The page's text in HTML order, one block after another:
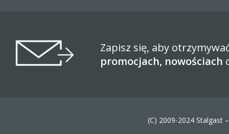
Zapisz się, aby
promocjach, nowościach
(C) 2009-2024 Stalgast